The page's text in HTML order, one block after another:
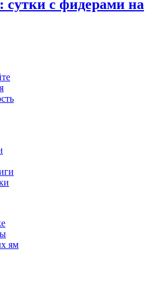
сутки с фидерами на
ям